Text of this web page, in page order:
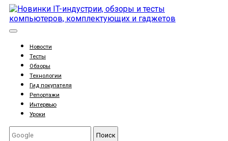
Новости
Тесты
Обзоры
Технологии
Гид покупателя
Репортажи
Интервью
Уроки
Поиск